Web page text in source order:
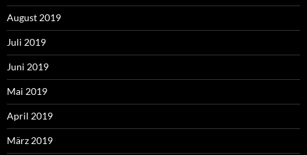
August 2019
Juli 2019
Juni 2019
Mai 2019
April 2019
März 2019